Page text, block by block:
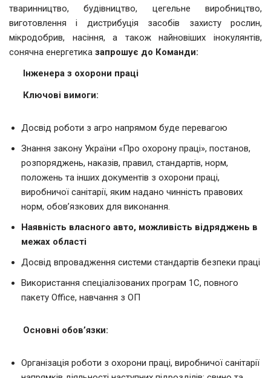
тваринництво, будівництво, цегельне виробництво,
виготовлення і дистрибуція засобів захисту рослин,
мікродобрив, насіння, а також найновіших інокулянтів,
сонячна енергетика запрошує до Команди:
Інженера з охорони праці
Ключові вимоги:
Досвід роботи з агро напрямом буде перевагою
Знання закону України «Про охорону праці», постанов,
розпоряджень, наказів, правил, стандартів, норм,
положень та інших документів з охорони праці,
виробничої санітарії, яким надано чинність правових
норм, обов’язкових для виконання.
Наявність власного авто, можливість відряджень в
межах області
Досвід впровадження системи стандартів безпеки праці
Використання спеціалізованих програм 1С, повного
пакету Office, навчання з ОП
Основні обов’язки:
Організація роботи з охорони праці, виробничої санітарії